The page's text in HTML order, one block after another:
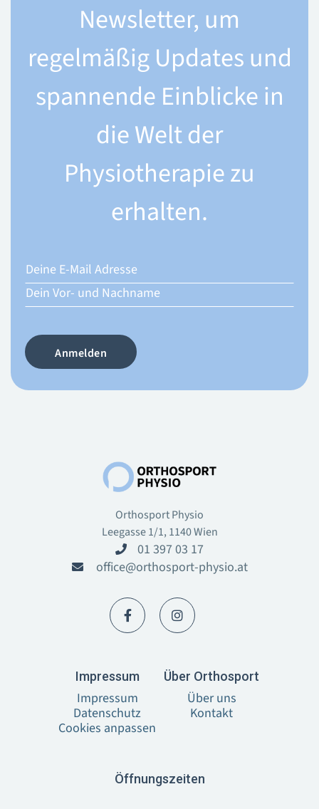
Newsletter, um
regelmäßig Updates und
spannende Einblicke in
die Welt der
Physiotherapie zu
erhalten.
Orthosport Physio
Leegasse 1/1, 1140 Wien
 01 397 03 17
 office@orthosport-physio.at
 
I‍mpressum
Impressum
Datenschutz
Cookies anpassen
Über Orthosport
Über uns
Kontakt
Öffnungszeiten